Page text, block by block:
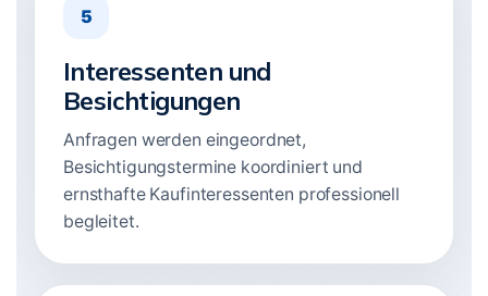
5
Interessenten und
Besichtigungen
Anfragen werden eingeordnet,
Besichtigungstermine koordiniert und
ernsthafte Kaufinteressenten professionell
begleitet.